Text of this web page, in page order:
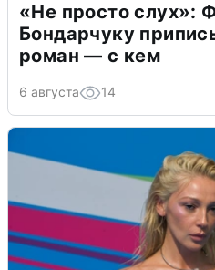
«Не просто слух»:
Бондарчуку
роман — с кем
6 августа 14